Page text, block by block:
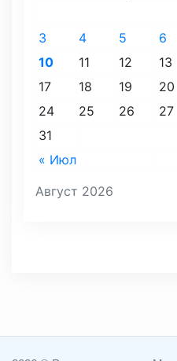
Август 2026
« Июл
3
4 5 6
10
11 12 13
17
18 19 20
24
25 26 27
31